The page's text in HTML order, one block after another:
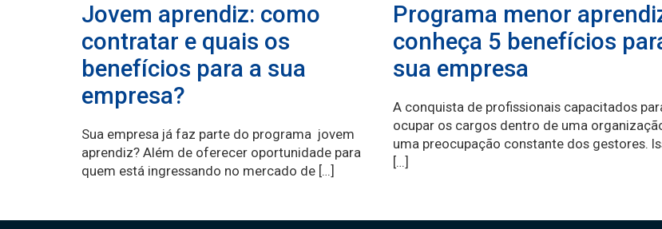
Jovem aprendiz: como
contratar e quais os
benefícios para a sua
empresa?
Sua empresa já faz parte do programa jovem
aprendiz? Além de oferecer oportunidade para
quem está ingressando no mercado de […]
Programa menor
conheça 5 benefícios
sua empresa
A conquista de profissionais capacitados
ocupar os cargos dentro de uma
uma preocupação constante dos gestores.
[…]